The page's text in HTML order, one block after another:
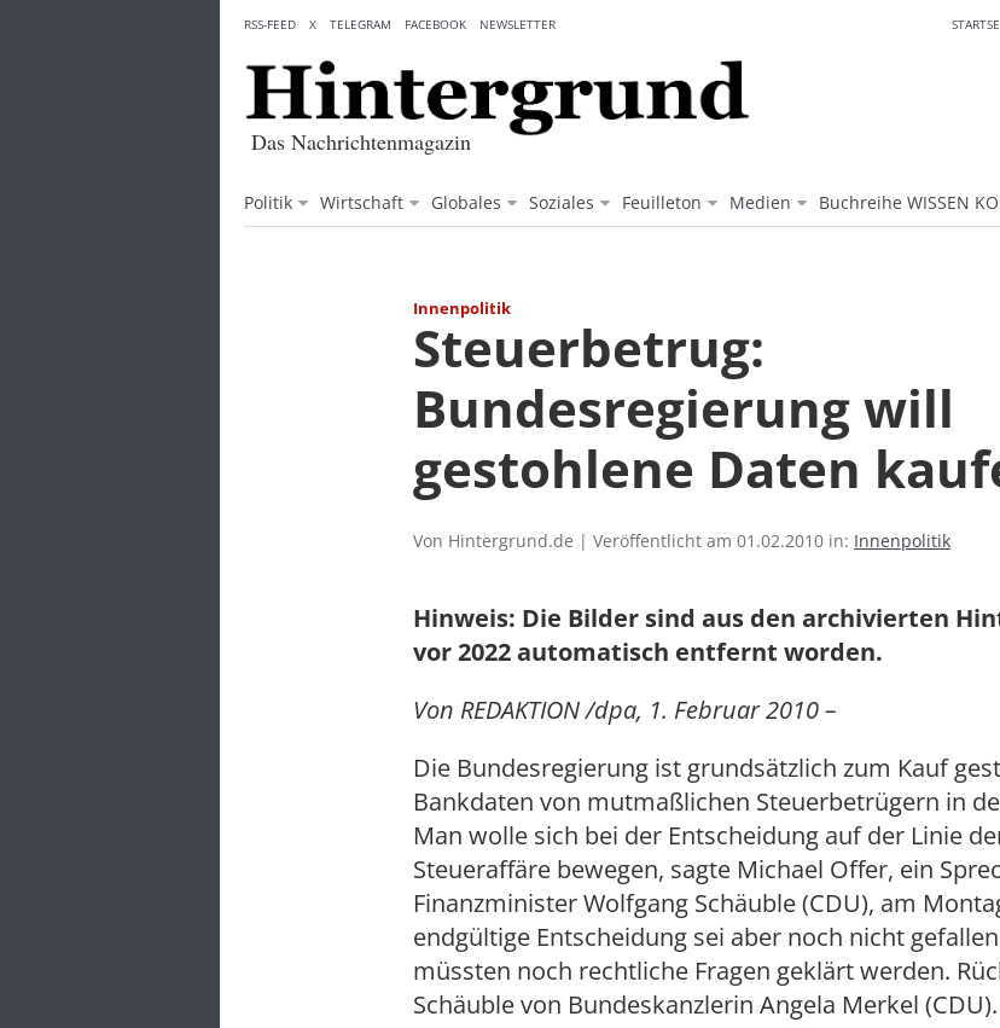
content
Das Nachrichtenmagazin
Politik Wirtschaft Globales Soziales Feuilleton Medien Buchreihe WISSEN
RSS-FEED X TELEGRAM FACEBOOK NEWSLETTER
Innenpolitik
Steuerbetrug:
Bundesregierung will
gestohlene Daten
Von Hintergrund.de | Veröffentlicht am 01.02.2010 in: Innenpolitik
Hinweis: Die Bilder sind aus den archivierten
vor 2022 automatisch entfernt worden.
Von REDAKTION /dpa, 1. Februar 2010 –
Die Bundesregierung ist grundsätzlich zum Kauf
Bankdaten von mutmaßlichen Steuerbetrügern in
Man wolle sich bei der Entscheidung auf der Linie
Steueraffäre bewegen, sagte Michael Offer, ein
Finanzminister Wolfgang Schäuble (CDU), am
endgültige Entscheidung sei aber noch nicht
müssten noch rechtliche Fragen geklärt werden.
Schäuble von Bundeskanzlerin Angela Merkel (CDU).